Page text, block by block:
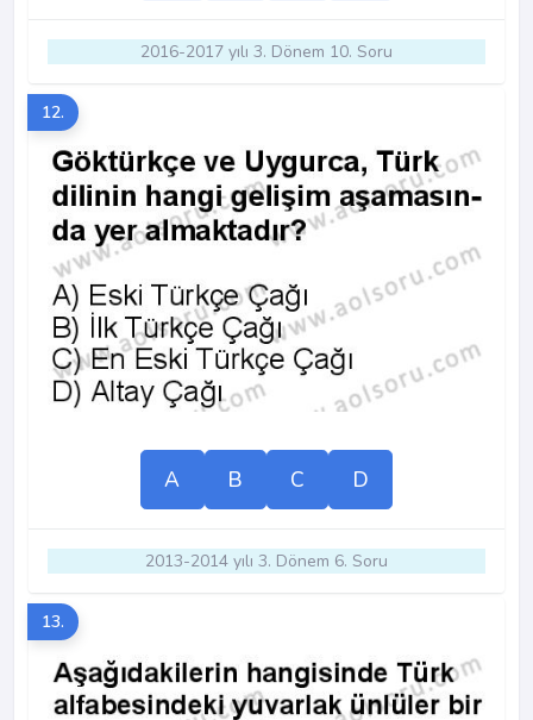
2016-2017 yılı 3. Dönem 10. Soru
12.
A B C D
2013-2014 yılı 3. Dönem 6. Soru
13.